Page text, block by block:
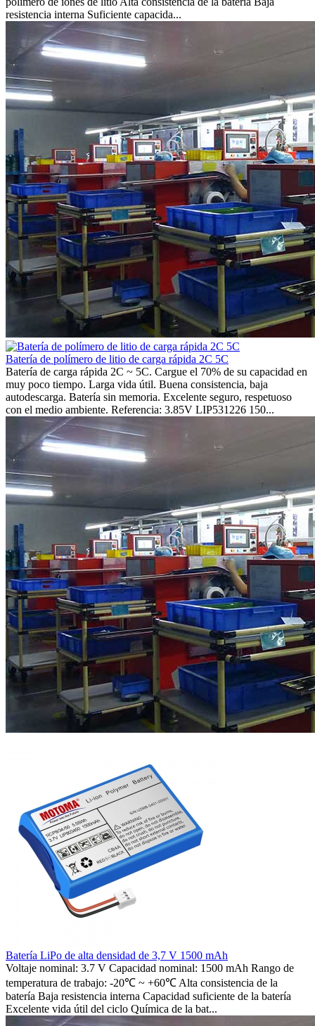
resistencia interna Suficiente capacida...
Batería de polímero de litio de carga rápida 2C 5C
Batería de carga rápida 2C ~ 5C. Cargue el 70% de su capacidad en
muy poco tiempo. Larga vida útil. Buena consistencia, baja
autodescarga. Batería sin memoria. Excelente seguro, respetuoso
con el medio ambiente. Referencia: 3.85V LIP531226 150...
Batería LiPo de alta densidad de 3,7 V 1500 mAh
Voltaje nominal: 3.7 V Capacidad nominal: 1500 mAh Rango de
temperatura de trabajo: -20℃ ~ +60℃ Alta consistencia de la
batería Baja resistencia interna Capacidad suficiente de la batería
Excelente vida útil del ciclo Química de la bat...